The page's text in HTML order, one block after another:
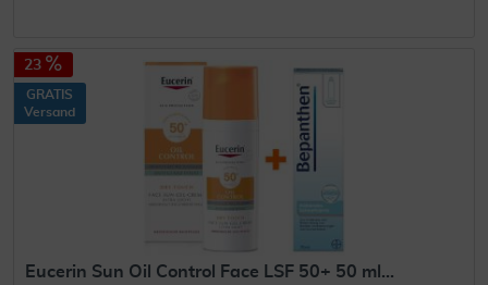
23
GRATIS
Versand
Eucerin Sun Oil Control Face LSF 50+ 50 ml...